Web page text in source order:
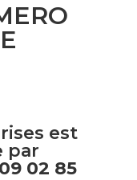
est
par
02 85